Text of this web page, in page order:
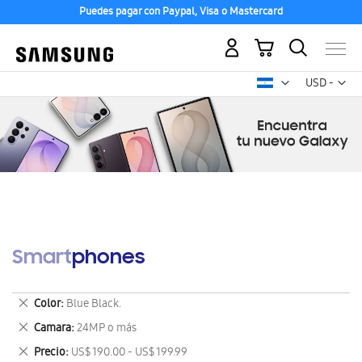
Puedes pagar con Paypal, Visa o Mastercard
USD -
dólar
Mi carrito
Smartphones
Color Blue Black.
Eliminar
este
artículo
Camara 24MP o más
Eliminar
este
Precio US$ 190.00 - US$ 199.99
Eliminar